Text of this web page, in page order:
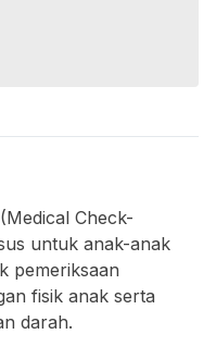
Check-
untuk anak-anak
pemeriksaan
fisik anak serta
darah.